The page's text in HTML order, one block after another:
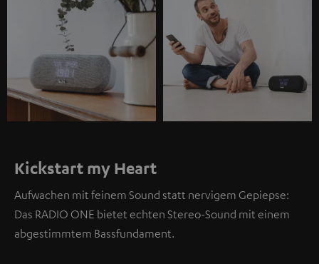
Kickstart my Heart
Aufwachen mit feinem Sound statt nervigem Gepiepse:
Das RADIO ONE bietet echten Stereo-Sound mit einem
abgestimmtem Bassfundament.